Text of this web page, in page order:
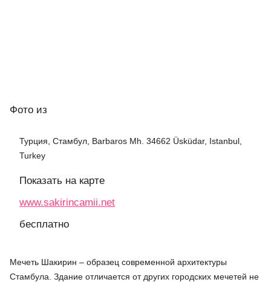
Фото из
Турция, Стамбул, Barbaros Mh. 34662 Üsküdar, Istanbul,
Turkey
Показать на карте
www.sakirincamii.net
бесплатно
Мечеть Шакирин – образец современной архитектуры
Стамбула. Здание отличается от других городских мечетей не